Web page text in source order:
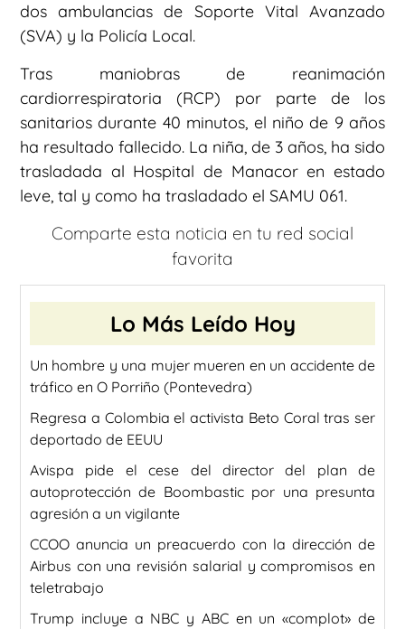
dos ambulancias de Soporte Vital Avanzado
(SVA) y la Policía Local.
Tras maniobras de reanimación
cardiorrespiratoria (RCP) por parte de los
sanitarios durante 40 minutos, el niño de 9 años
ha resultado fallecido. La niña, de 3 años, ha sido
trasladada al Hospital de Manacor en estado
leve, tal y como ha trasladado el SAMU 061.
Comparte esta noticia en tu red social
favorita
Lo Más Leído Hoy
Un hombre y una mujer mueren en un accidente de
tráfico en O Porriño (Pontevedra)
Regresa a Colombia el activista Beto Coral tras ser
deportado de EEUU
Avispa pide el cese del director del plan de
autoprotección de Boombastic por una presunta
agresión a un vigilante
CCOO anuncia un preacuerdo con la dirección de
Airbus con una revisión salarial y compromisos en
teletrabajo
Trump incluye a NBC y ABC en un «complot» de